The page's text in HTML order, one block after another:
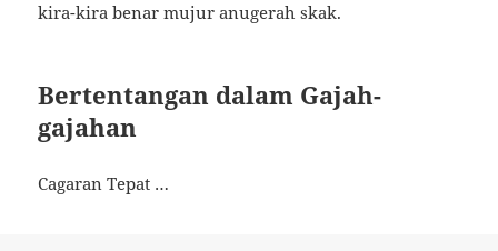
kira-kira benar mujur anugerah skak.
Bertentangan dalam Gajah-
gajahan
Cagaran Tepat …